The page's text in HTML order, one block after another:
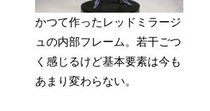
かつて作ったレッドミラージ
ュの内部フレーム。若干ごつ
く感じるけど基本要素は今も
あまり変わらない。